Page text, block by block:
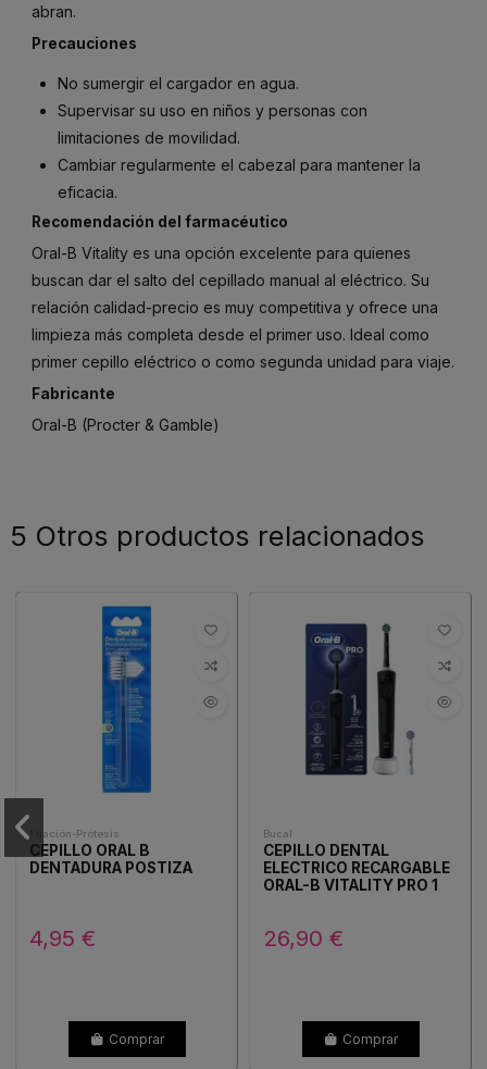
abran.
Precauciones
No sumergir el cargador en agua.
Supervisar su uso en niños y personas con
limitaciones de movilidad.
Cambiar regularmente el cabezal para mantener la
eficacia.
Recomendación del farmacéutico
Oral-B Vitality es una opción excelente para quienes
buscan dar el salto del cepillado manual al eléctrico. Su
relación calidad-precio es muy competitiva y ofrece una
limpieza más completa desde el primer uso. Ideal como
primer cepillo eléctrico o como segunda unidad para viaje.
Fabricante
Oral-B (Procter & Gamble)
5 Otros productos relacionados
Fijación-Prótesis
CEPILLO ORAL B
DENTADURA POSTIZA
4,95 €
Comprar
Bucal
CEPILLO DENTAL
ELECTRICO RECARGABLE
ORAL-B VITALITY PRO 1
26,90 €
Comprar